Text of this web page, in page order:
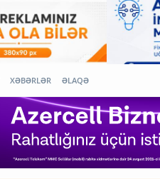
XƏBƏRLƏR ƏLAQƏ